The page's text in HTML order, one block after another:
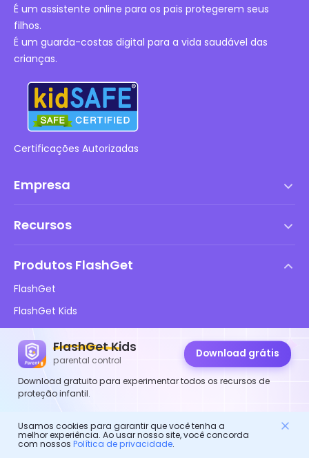
FlashGet Kids
parental control
Download grátis
Download gratuito para experimentar todos os recursos de
proteção infantil.
É um assistente online para os pais protegerem seus
filhos.
É um guarda-costas digital para a vida saudável das
crianças.
Certificações Autorizadas
Empresa
Política de DMCA
Política de privacidade
Políticas de Publicidade
Não Venda Minhas Informações
Recursos
Blog
Segurança Online Infantil
Baixar
Produtos FlashGet
FlashGet
FlashGet Kids
FlashGet Cast
Usamos cookies para garantir que você tenha a
melhor experiência. Ao usar nosso site, você concorda
com nossos Política de privacidade.